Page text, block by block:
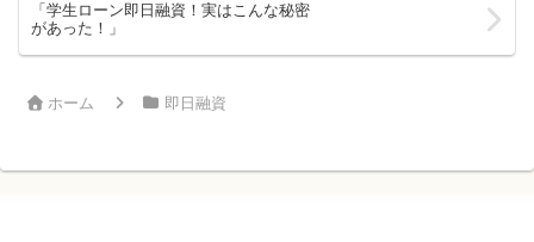
「学生ローン即日融資！実はこんな秘密
があった！」
ホーム 即日融資